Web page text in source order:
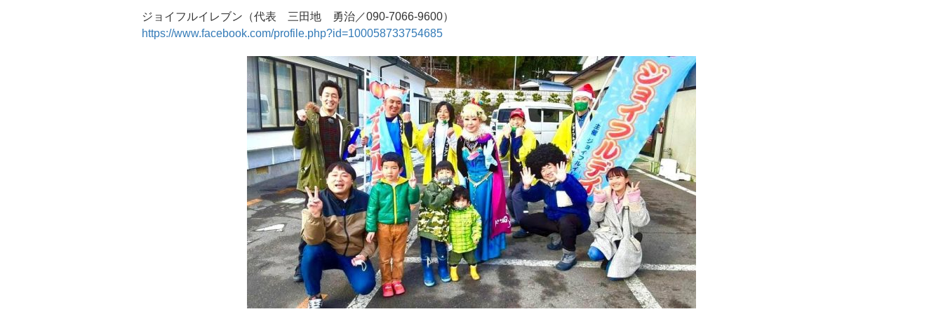
ジョイフルイレブン（代表 三田地 勇治／090-7066-9600）
https://www.facebook.com/profile.php?id=100058733754685